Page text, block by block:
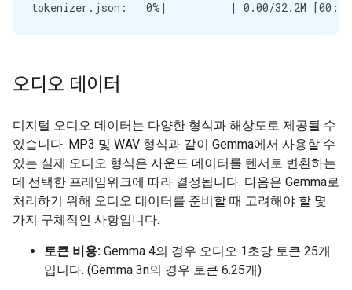
오디오 데이터
디지털 오디오 데이터는 다양한 형식과 해상도로 제공될 수
있습니다. MP3 및 WAV 형식과 같이 Gemma에서 사용할 수
있는 실제 오디오 형식은 사운드 데이터를 텐서로 변환하는
데 선택한 프레임워크에 따라 결정됩니다. 다음은 Gemma로
처리하기 위해 오디오 데이터를 준비할 때 고려해야 할 몇
가지 구체적인 사항입니다.
토큰 비용: Gemma 4의 경우 오디오 1초당 토큰 25개
입니다. (Gemma 3n의 경우 토큰 6.25개)